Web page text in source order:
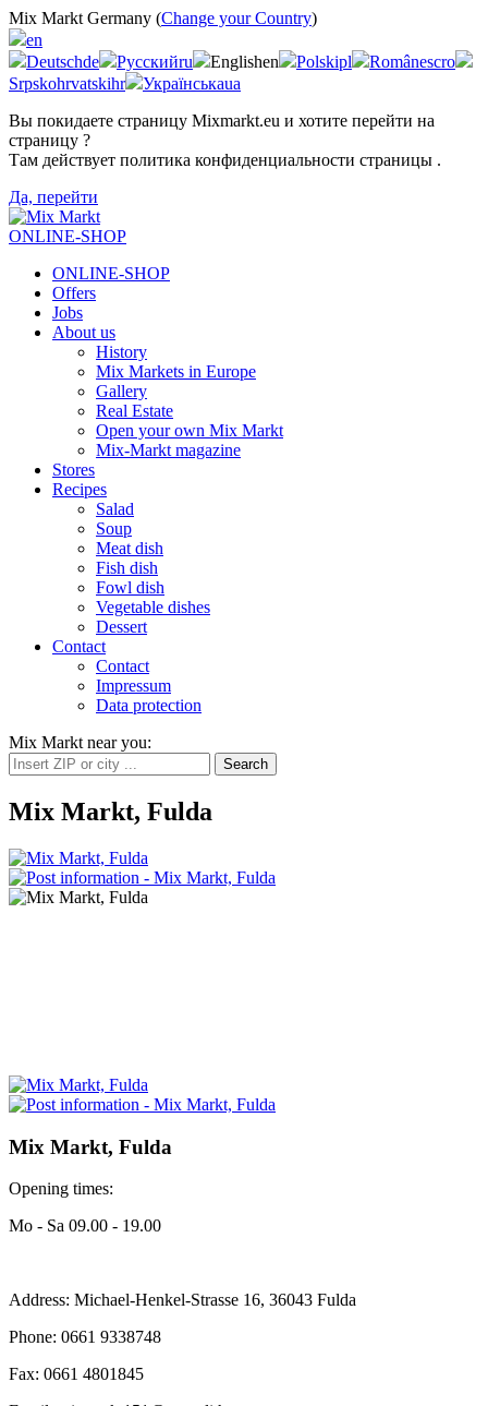
Mix Markt Germany (Change your Country)
en
Deutschde Русскийru Englishen Polskipl Românescro
Srpskohrvatskihr Українськаua
Вы покидаете страницу Mixmarkt.eu и хотите перейти на
страницу ?
Там действует политика конфиденциальности страницы .
Да, перейти
ONLINE-SHOP
ONLINE-SHOP
Offers
Jobs
About us
History
Mix Markets in Europe
Gallery
Real Estate
Open your own Mix Markt
Mix-Markt magazine
Stores
Recipes
Salad
Soup
Meat dish
Fish dish
Fowl dish
Vegetable dishes
Dessert
Contact
Contact
Impressum
Data protection
Mix Markt near you:
Mix Markt, Fulda
Mix Markt, Fulda
Opening times:
Mo - Sa 09.00 - 19.00
Address: Michael-Henkel-Strasse 16, 36043 Fulda
Phone: 0661 9338748
Fax: 0661 4801845